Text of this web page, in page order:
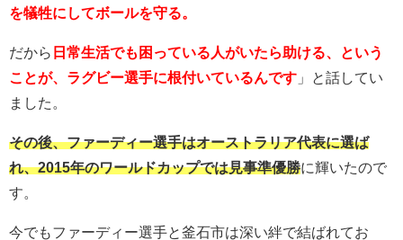
を犠牲にしてボールを守る。
だから 日常生活でも困っている人がいたら助ける、という
ことが、ラグビー選手に根付いているんです 」と話してい
ました。
その後、ファーディー選手はオーストラリア代表に選ば
れ、2015年のワールドカップでは見事準優勝に輝いたので
す。
今でもファーディー選手と釜石市は深い絆で結ばれてお